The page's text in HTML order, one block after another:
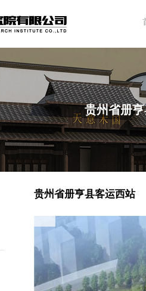
贵州省册
贵州省册亨县客运西站